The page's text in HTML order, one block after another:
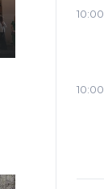
10:00
10:00